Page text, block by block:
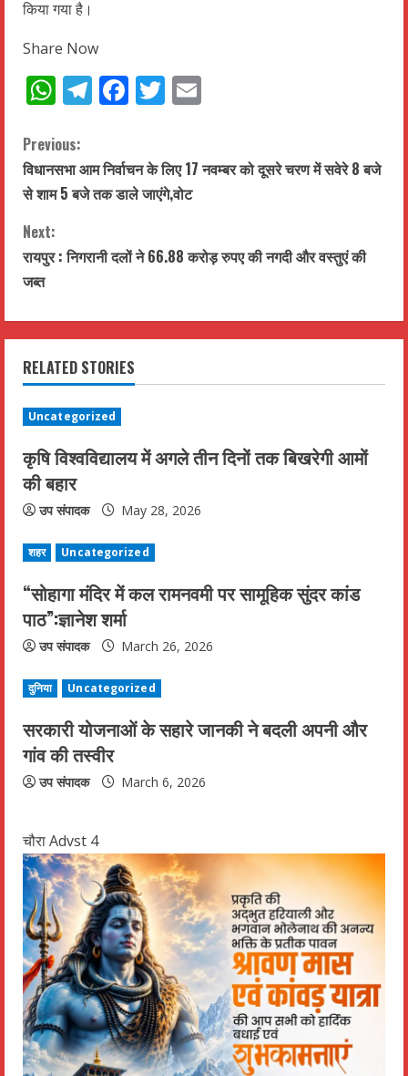
किया गया है।
Share Now
WhatsApp
Telegram
Facebook
Twitter
C
o
n
t
n
u
e
R
e
a
d
i
n
g
Previous:
विधानसभा आम निर्वाचन के लिए 17 नवम्बर को दूसरे चरण में सवेरे 8 बजे
से शाम 5 बजे तक डाले जाएंगे,वोट
Next:
रायपुर : निगरानी दलों ने 66.88 करोड़ रुपए की नगदी और वस्तुएं की
जब्त
RELATED STORIES
Uncategorized
कृषि विश्वविद्यालय में अगले तीन दिनों तक बिखरेगी आमों
की बहार
उप संपादक May 28, 2026
शहर Uncategorized
“सोहागा मंदिर में कल रामनवमी पर सामूहिक सुंदर कांड
पाठ”:ज्ञानेश शर्मा
उप संपादक March 26, 2026
दुनिया Uncategorized
सरकारी योजनाओं के सहारे जानकी ने बदली अपनी और
गांव की तस्वीर
उप संपादक March 6, 2026
चौरा Advst 4